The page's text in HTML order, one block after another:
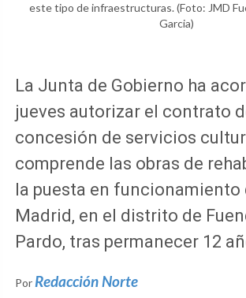
este tipo de infraestructuras.(Foto: JMD
Garcia)
La Junta de Gobierno ha
jueves autorizar el contrato
concesión de servicios
comprende las obras de
la puesta en funcionamiento
Madrid, en el distrito de
Pardo, tras permanecer 12
Por Redacción Norte